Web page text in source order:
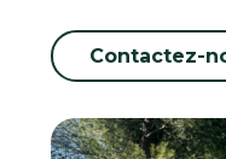
Contactez-